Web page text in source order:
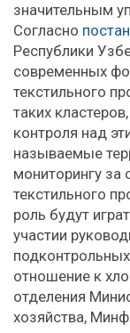
значительным
Согласно
Республики
современных
текстильного
таких
контроля над
называемые
мониторингу за
текстильного
роль будут
участии
отношение к
отделения
хозяйства,